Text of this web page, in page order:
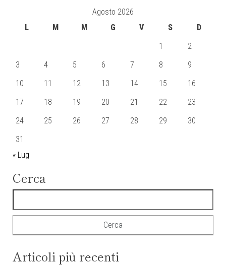
Agosto 2026
L
M M G V S
D
1
2
3
4 5 6 7 8
9
10
11 12 13 14 15
16
17
18 19 20 21 22
23
24
25 26 27 28 29
30
31
« Lug
Cerca
Articoli più recenti